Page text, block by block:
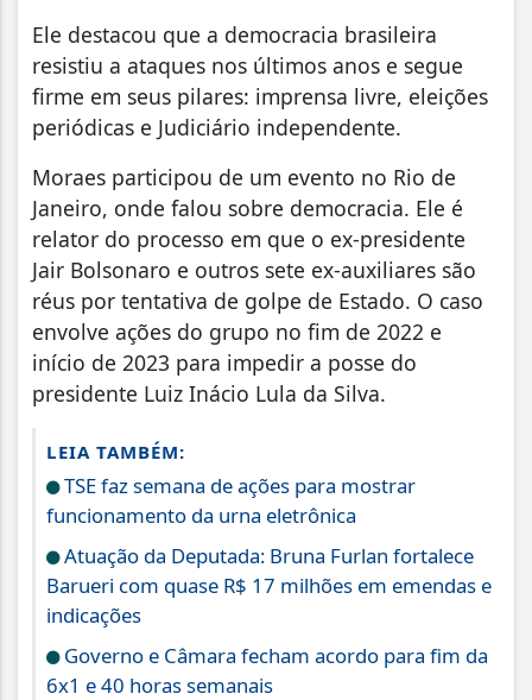
Ele destacou que a democracia brasileira
resistiu a ataques nos últimos anos e segue
firme em seus pilares: imprensa livre, eleições
periódicas e Judiciário independente.
Moraes participou de um evento no Rio de
Janeiro, onde falou sobre democracia. Ele é
relator do processo em que o ex-presidente
Jair Bolsonaro e outros sete ex-auxiliares são
réus por tentativa de golpe de Estado. O caso
envolve ações do grupo no fim de 2022 e
início de 2023 para impedir a posse do
presidente Luiz Inácio Lula da Silva.
LEIA TAMBÉM:
TSE faz semana de ações para mostrar
funcionamento da urna eletrônica
Atuação da Deputada: Bruna Furlan fortalece
Barueri com quase R$ 17 milhões em emendas e
indicações
Governo e Câmara fecham acordo para fim da
6x1 e 40 horas semanais